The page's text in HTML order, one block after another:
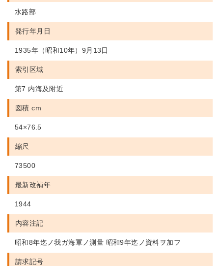
水路部
発行年月日
1935年（昭和10年）9月13日
索引区域
第7 内海及附近
図積 cm
54×76.5
縮尺
73500
最新改補年
1944
内容注記
昭和8年迄ノ我ガ海軍ノ測量 昭和9年迄ノ資料ヲ加フ
請求記号